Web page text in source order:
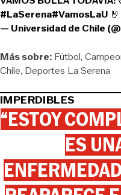
#LaSerena#VamosLaU 🤘
— Universidad de Chile
Más sobre: Fútbol
Chile Deportes La Serena
IMPERDIBLES
“ESTOY
ES